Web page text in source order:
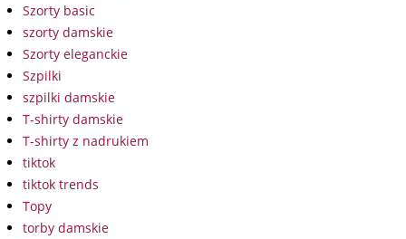
Szorty basic
szorty damskie
Szorty eleganckie
Szpilki
szpilki damskie
T-shirty damskie
T-shirty z nadrukiem
tiktok
tiktok trends
Topy
torby damskie